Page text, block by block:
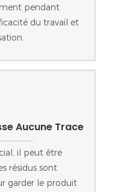
pendant
du travail et
Aucune Trace
il peut être
résidus sont
garder le produit